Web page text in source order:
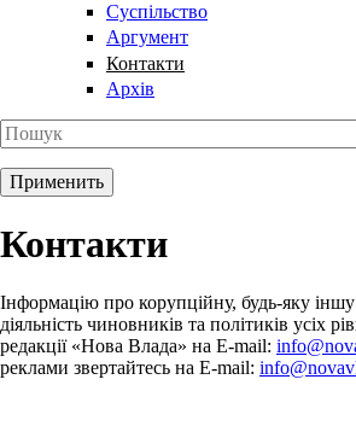
Суспільство
Аргумент
Контакти
Архів
Контакти
Інформацію про корупційну, будь-яку
діяльність чиновників та політиків усіх
редакції «Нова Влада» на E-mail:
реклами звертайтесь на E-mail: